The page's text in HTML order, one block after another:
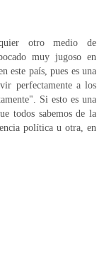
otro medio de
muy jugoso en
este país, pues es una
perfectamente a los
Si esto es una
todos sabemos de la
política u otra, en